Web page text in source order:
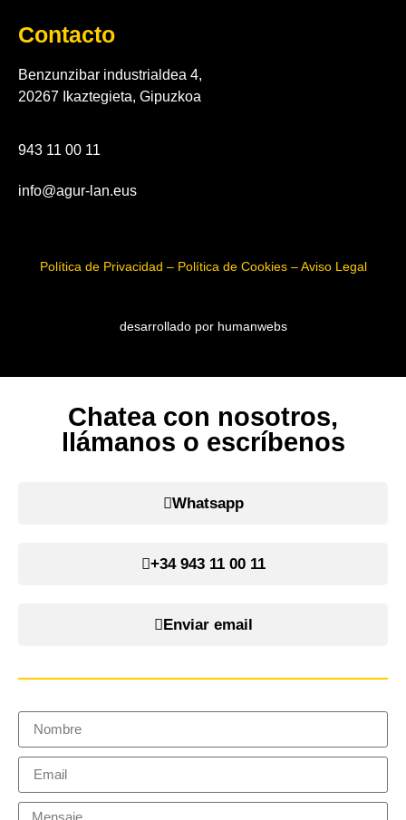
Contacto
Benzunzibar industrialdea 4,
20267 Ikaztegieta, Gipuzkoa
943 11 00 11
info@agur-lan.eus
Política de Privacidad – Política de Cookies – Aviso Legal
desarrollado por humanwebs
Chatea con nosotros,
llámanos o escríbenos
Whatsapp
+34 943 11 00 11
Enviar email